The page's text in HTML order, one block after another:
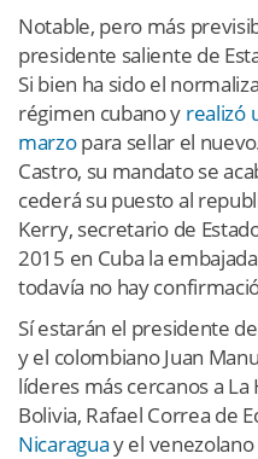
Notable, pero más
presidente saliente de
Si bien ha sido el
régimen cubano y realizó
marzopara sellar el nuevo
Castro, su mandato se
cederá su puesto al
Kerry, secretario de
2015 en Cuba la
todavía no hay
Sí estarán el presidente
y el colombiano Juan
líderes más cercanos a
Bolivia, Rafael Correa de
Nicaraguay el